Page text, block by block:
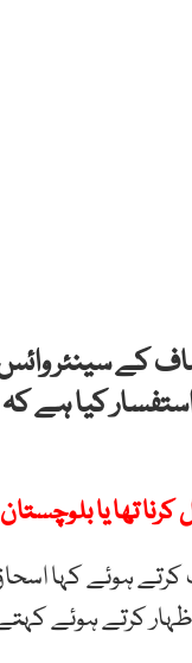
کے سینئر
کیا ہے
یا بلوچستان
ہوئے کہا
کرتے ہوئے